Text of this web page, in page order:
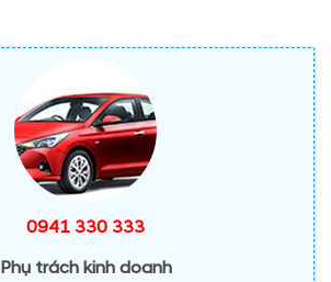
0941 330 333
Phụ trách kinh doanh